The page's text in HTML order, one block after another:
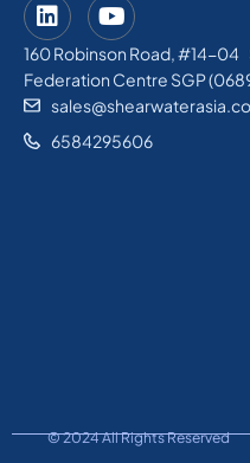
160 Robinson Road, #14-04
Federation Centre SGP
6584295606
© 2024 All Rights Reserved